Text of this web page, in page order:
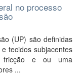
no processo
(UP) são definidas
tecidos subjacentes
fricção e ou uma
...